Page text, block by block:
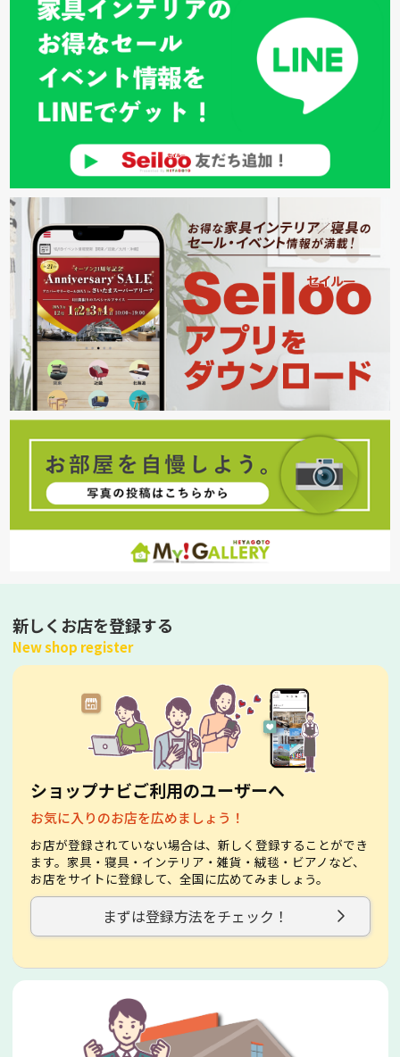
新しくお店を登録する
New shop register
ショップナビご利用のユーザーへ
お気に入りのお店を広めましょう！
お店が登録されていない場合は、新しく登録することができ
ます。家具・寝具・インテリア・雑貨・絨毯・ビアノなど、
お店をサイトに登録して、全国に広めてみましょう。
まずは登録方法をチェック！